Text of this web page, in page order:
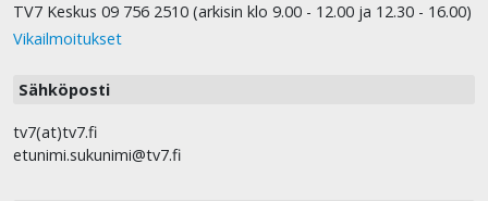
TV7 Keskus 09 756 2510 (arkisin klo 9.00 - 12.00 ja 12.30 - 16.00)
Vikailmoitukset
Sähköposti
tv7(at)tv7.fi
etunimi.sukunimi@tv7.fi